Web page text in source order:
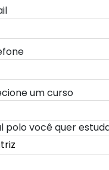
um curso
polo você quer